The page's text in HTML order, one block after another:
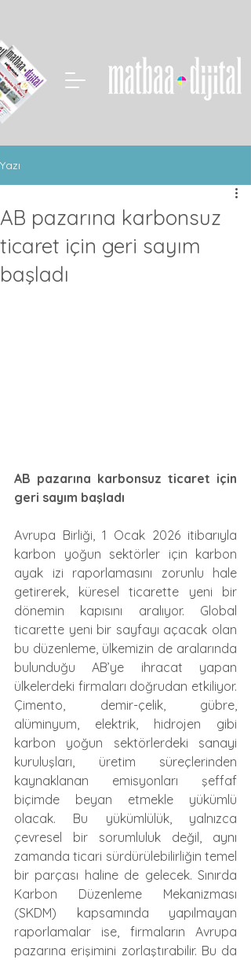
Yazı
AB pazarına karbonsuz
ticaret için geri sayım
başladı
AB pazarına karbonsuz ticaret için
geri sayım başladı
Avrupa Birliği, 1 Ocak 2026 itibarıyla
karbon yoğun sektörler için karbon
ayak izi raporlamasını zorunlu hale
getirerek, küresel ticarette yeni bir
dönemin kapısını aralıyor. Global
ticarette yeni bir sayfayı açacak olan
bu düzenleme, ülkemizin de aralarında
bulunduğu AB’ye ihracat yapan
ülkelerdeki firmaları doğrudan etkiliyor.
Çimento, demir-çelik, gübre,
alüminyum, elektrik, hidrojen gibi
karbon yoğun sektörlerdeki sanayi
kuruluşları, üretim süreçlerinden
kaynaklanan emisyonları şeffaf
biçimde beyan etmekle yükümlü
olacak. Bu yükümlülük, yalnızca
çevresel bir sorumluluk değil, aynı
zamanda ticari sürdürülebilirliğin temel
bir parçası haline de gelecek. Sınırda
Karbon Düzenleme Mekanizması
(SKDM) kapsamında yapılmayan
raporlamalar ise, firmaların Avrupa
pazarına erişimini zorlaştırabilir. Bu da